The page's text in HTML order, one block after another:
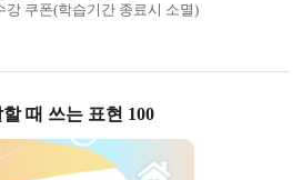
강 쿠폰(학습기간 종료시 소멸)
때 쓰는 표현 100